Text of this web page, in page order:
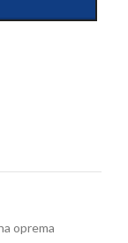
oprema